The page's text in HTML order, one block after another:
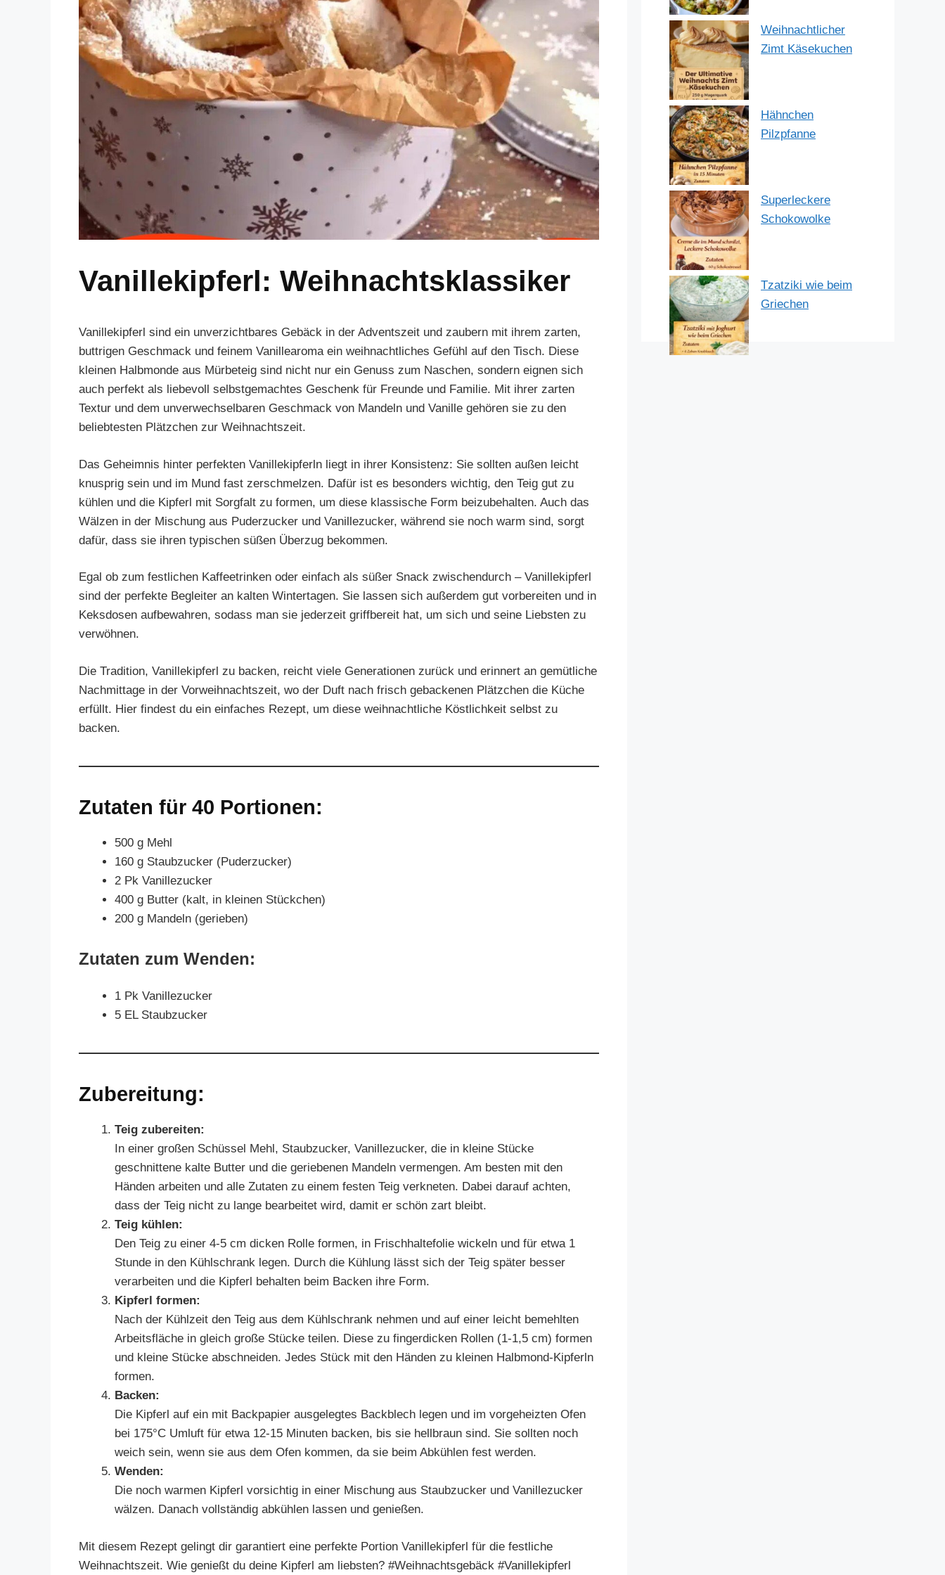
Vanillekipferl: Weihnachtsklassiker
Vanillekipferl sind ein unverzichtbares Gebäck in der Adventszeit und zaubern mit ihrem zarten,
buttrigen Geschmack und feinem Vanillearoma ein weihnachtliches Gefühl auf den Tisch. Diese
kleinen Halbmonde aus Mürbeteig sind nicht nur ein Genuss zum Naschen, sondern eignen sich
auch perfekt als liebevoll selbstgemachtes Geschenk für Freunde und Familie. Mit ihrer zarten
Textur und dem unverwechselbaren Geschmack von Mandeln und Vanille gehören sie zu den
beliebtesten Plätzchen zur Weihnachtszeit.
Das Geheimnis hinter perfekten Vanillekipferln liegt in ihrer Konsistenz: Sie sollten außen leicht
knusprig sein und im Mund fast zerschmelzen. Dafür ist es besonders wichtig, den Teig gut zu
kühlen und die Kipferl mit Sorgfalt zu formen, um diese klassische Form beizubehalten. Auch das
Wälzen in der Mischung aus Puderzucker und Vanillezucker, während sie noch warm sind, sorgt
dafür, dass sie ihren typischen süßen Überzug bekommen.
Egal ob zum festlichen Kaffeetrinken oder einfach als süßer Snack zwischendurch – Vanillekipferl
sind der perfekte Begleiter an kalten Wintertagen. Sie lassen sich außerdem gut vorbereiten und in
Keksdosen aufbewahren, sodass man sie jederzeit griffbereit hat, um sich und seine Liebsten zu
verwöhnen.
Die Tradition, Vanillekipferl zu backen, reicht viele Generationen zurück und erinnert an gemütliche
Nachmittage in der Vorweihnachtszeit, wo der Duft nach frisch gebackenen Plätzchen die Küche
erfüllt. Hier findest du ein einfaches Rezept, um diese weihnachtliche Köstlichkeit selbst zu
backen.
Zutaten für 40 Portionen:
500 g Mehl
160 g Staubzucker (Puderzucker)
2 Pk Vanillezucker
400 g Butter (kalt, in kleinen Stückchen)
200 g Mandeln (gerieben)
Zutaten zum Wenden:
1 Pk Vanillezucker
5 EL Staubzucker
Zubereitung:
Teig zubereiten:
In einer großen Schüssel Mehl, Staubzucker, Vanillezucker, die in kleine Stücke
geschnittene kalte Butter und die geriebenen Mandeln vermengen. Am besten mit den
Händen arbeiten und alle Zutaten zu einem festen Teig verkneten. Dabei darauf achten,
dass der Teig nicht zu lange bearbeitet wird, damit er schön zart bleibt.
Teig kühlen:
Den Teig zu einer 4-5 cm dicken Rolle formen, in Frischhaltefolie wickeln und für etwa 1
Stunde in den Kühlschrank legen. Durch die Kühlung lässt sich der Teig später besser
verarbeiten und die Kipferl behalten beim Backen ihre Form.
Kipferl formen:
Nach der Kühlzeit den Teig aus dem Kühlschrank nehmen und auf einer leicht bemehlten
Arbeitsfläche in gleich große Stücke teilen. Diese zu fingerdicken Rollen (1-1,5 cm) formen
und kleine Stücke abschneiden. Jedes Stück mit den Händen zu kleinen Halbmond-Kipferln
formen.
Backen:
Die Kipferl auf ein mit Backpapier ausgelegtes Backblech legen und im vorgeheizten Ofen
bei 175°C Umluft für etwa 12-15 Minuten backen, bis sie hellbraun sind. Sie sollten noch
weich sein, wenn sie aus dem Ofen kommen, da sie beim Abkühlen fest werden.
Wenden:
Die noch warmen Kipferl vorsichtig in einer Mischung aus Staubzucker und Vanillezucker
wälzen. Danach vollständig abkühlen lassen und genießen.
Mit diesem Rezept gelingt dir garantiert eine perfekte Portion Vanillekipferl für die festliche
Weihnachtszeit. Wie genießt du deine Kipferl am liebsten? #Weihnachtsgebäck #Vanillekipferl
Weihnachtlicher
Zimt Käsekuchen
Hähnchen
Pilzpfanne
Superleckere
Schokowolke
Tzatziki wie beim
Griechen